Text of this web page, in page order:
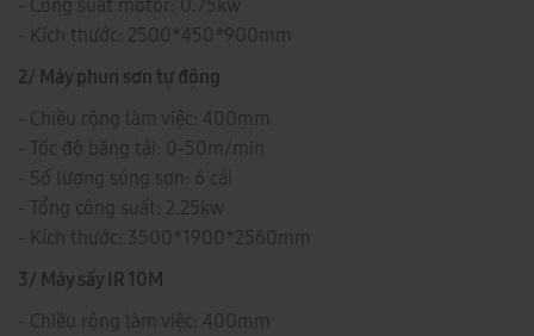
- Kích thước: 2500*450*900mm
2/ Máy phun sơn tự động
- Chiều rộng làm việc: 400mm
- Tốc độ băng tải: 0-50m/min
- Số lượng súng sơn: 6 cái
- Tổng công suất: 2.25kw
- Kích thước: 3500*1900*2560mm
3/ Máy sấy IR 10M
- Chiều rộng làm việc: 400mm